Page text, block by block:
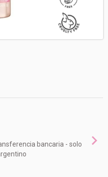
bancaria - solo